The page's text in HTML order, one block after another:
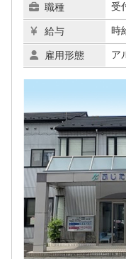
職種 受
給与 時
雇用形態 ア